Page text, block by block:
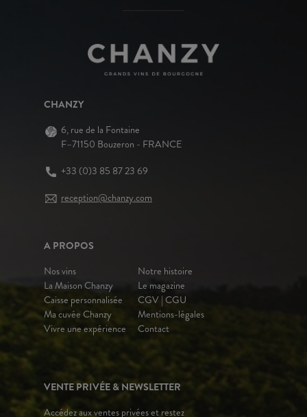
CHANZY
6, rue de la Fontaine
F–71150 Bouzeron - FRANCE
+33 (0)3 85 87 23 69
reception@chanzy.com
A PROPOS
Nos vins
La Maison Chanzy
Caisse personnalisée
Ma cuvée Chanzy
Vivre une expérience
Notre histoire
Le magazine
CGV | CGU
Mentions-légales
Contact
VENTE PRIVÉE & NEWSLETTER
Accédez aux ventes privées et restez